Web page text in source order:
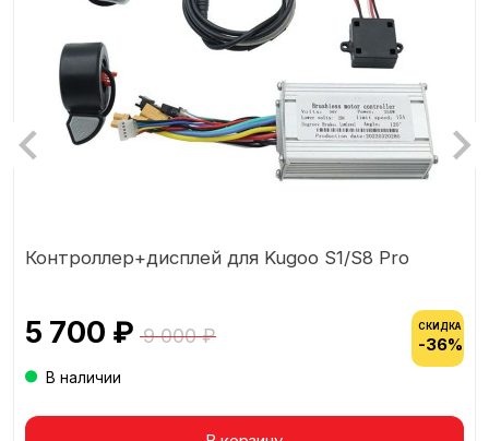
Контроллер+дисплей для Kugoo S1/S8 Pro
5 700 ₽ 9 000 ₽ СКИДКА
-36%
В наличии